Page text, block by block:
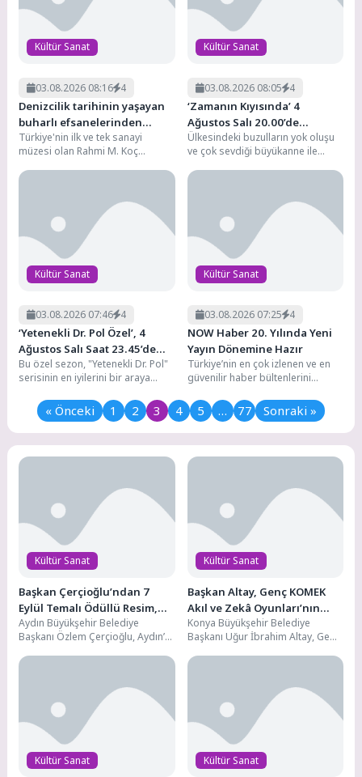
Kültür Sanat
03.08.2026 08:16 4
Denizcilik tarihinin yaşayan
buharlı efsanelerinden
Pietro Micca Rahmi M. Koç
Müzesi koleksiyonuna katıldı
Türkiye'nin ilk ve tek sanayi
müzesi olan Rahmi M. Koç
en...
Kültür Sanat
03.08.2026 08:05 4
‘Zamanın Kıyısında’ 4
Ağustos Salı 20.00’de
National Geographic’te!
Ülkesindeki buzulların yok oluşu
ve çok sevdiği büyükanne ile
İzlandalı yazar Andri...
Kültür Sanat
03.08.2026 07:46 4
‘Yetenekli Dr. Pol Özel’, 4
Ağustos Salı Saat 23.45’de
National Geographic WILD
Ekranlarında Kalan
Bölümleriyle Ekrana Geliyor!
Bu özel sezon, "Yetenekli Dr. Pol"
serisinin en iyilerini bir araya
Hizmetleri'nin...
Kültür Sanat
03.08.2026 07:25 4
NOW Haber 20. Yılında Yeni
Yayın Dönemine Hazır
Türkiye’nin en çok izlenen ve en
güvenilir haber bültenlerini
yılında...
« Önceki 1 2 3 4 5 … 77 Sonraki »
Kültür Sanat
Başkan Çerçioğlu’ndan 7
Eylül Temalı Ödüllü Resim,
Şiir ve Kompozisyon Yarışması
Aydın Büyükşehir Belediye
Başkanı Özlem Çerçioğlu, Aydın’ın
yıldönümünde “7’den 70’e Kurtuluş
Kültür Sanat
Başkan Altay, Genç KOMEK
Akıl ve Zekâ Oyunları’nın
Final Turunda Öğrencilerin
Heyecanını Paylaştı
Konya Büyükşehir Belediye
Başkanı Uğur İbrahim Altay, Genç
Yarışması Final...
Kültür Sanat Kültür Sanat